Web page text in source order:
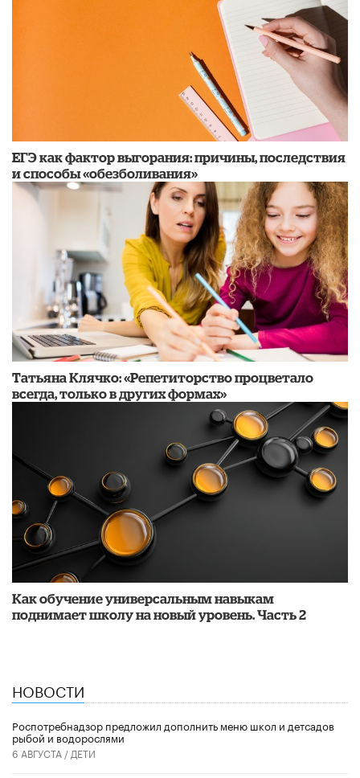
​ЕГЭ как фактор выгорания: причины, последствия
и способы «обезболивания»
​Татьяна Клячко: «Репетиторство процветало
всегда, только в других формах»
​Как обучение универсальным навыкам
поднимает школу на новый уровень. Часть 2
НОВОСТИ
Роспотребнадзор предложил дополнить меню школ и детсадов
рыбой и водорослями
6 АВГУСТА / ДЕТИ